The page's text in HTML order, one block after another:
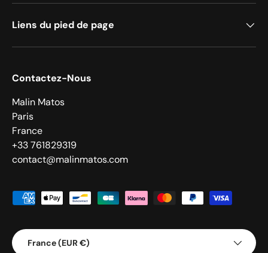
Liens du pied de page
Contactez-Nous
Malin Matos
Paris
France
+33 761829319
contact@malinmatos.com
Moyens de paiement acceptés
Pays
France (EUR €)